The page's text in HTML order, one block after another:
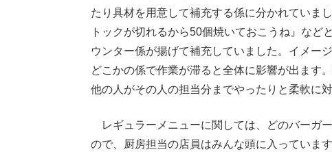
たり具材を用意して補充する係に分かれていま
トックが切れるから50個焼いておこうね』など
ウンター係が揚げて補充していました。イメー
どこかの係で作業が滞ると全体に影響が出ます
他の人がその人の担当分までやったりと柔軟に
レギュラーメニューに関しては、どのバーガ
ので、厨房担当の店員はみんな頭に入っていま